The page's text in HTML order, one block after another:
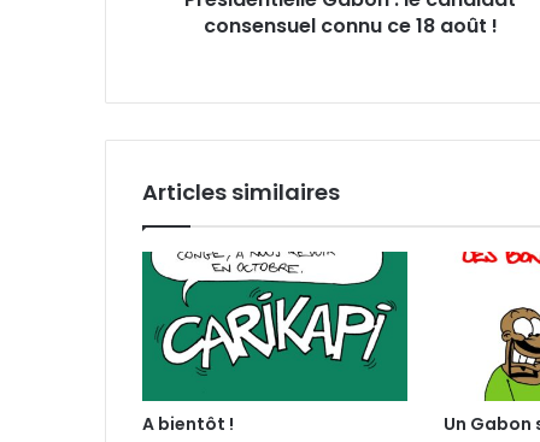
consensuel connu ce 18 août !
Articles similaires
A bientôt ! Un Gabon